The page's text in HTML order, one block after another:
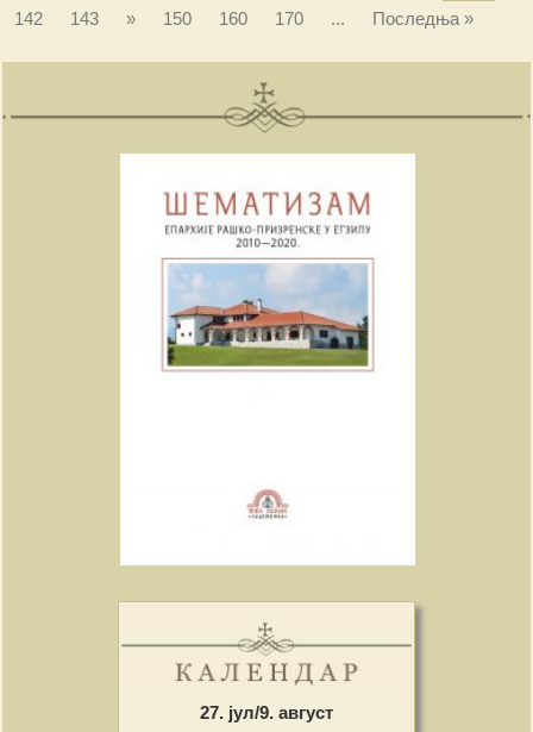
142 143 » 150 160 170 ... Последња »
27. јул/9. август